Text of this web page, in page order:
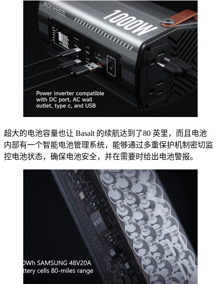
超大的电池容量也让 Basalt 的续航达到了80 英里，而且电池
内部有一个智能电池管理系统，能够通过多重保护机制密切监
控电池状态，确保电池安全，并在需要时给出电池警报。